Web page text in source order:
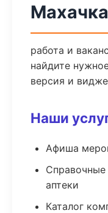
работа и
найдите
версия и
Наши
Афиша
Справочные
аптеки
Каталог